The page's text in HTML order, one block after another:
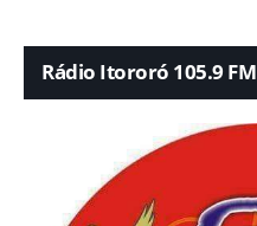
Rádio Itororó 105.9 FM